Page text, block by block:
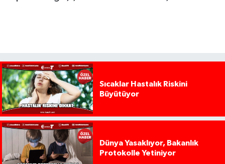
Sıcaklar Hastalık Riskini
Büyütüyor
Dünya Yasaklıyor, Bakanlık
Protokolle Yetiniyor